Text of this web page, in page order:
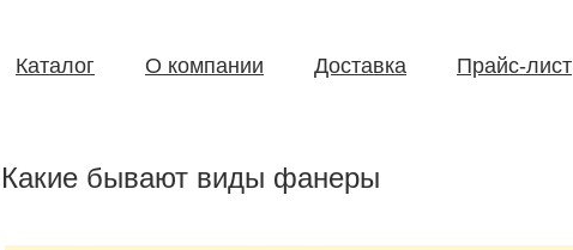
Каталог О компании Доставка Прайс-лист
Какие бывают виды фанеры